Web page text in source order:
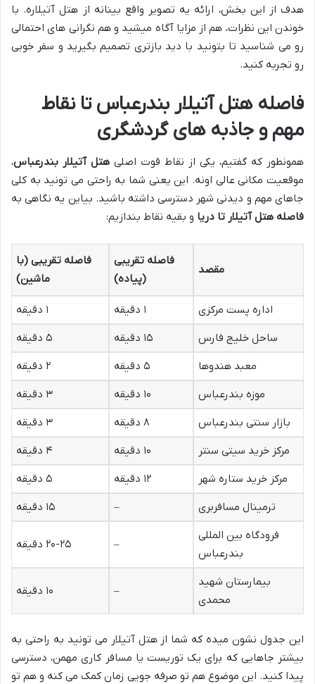
هدف از این بخش، ارائه یه تصویر واقع بینانه از هتل آتیلاره. با
خوندن این نظرات، هم از مزایا آگاه میشید و هم نگرانی های احتمالی
رو می شناسید تا بتونید با دید بازتری تصمیم بگیرید و سفر خوبی
رو تجربه کنید.
فاصله هتل آتیلار بندرعباس تا نقاط
مهم و جاذبه های گردشگری
همونطور که گفتیم، یکی از نقاط قوت اصلی هتل آتیلار بندرعباس،
موقعیت مکانی عالی اونه. این یعنی شما به راحتی می تونید به کلی
جاهای مهم و دیدنی شهر دسترسی داشته باشید. بیاین یه نگاهی به
فاصله هتل آتیلار تا دریا و بقیه نقاط بندازیم:
مقصد
فاصله تقریبی
(پیاده)
فاصله تقریبی (با
ماشین)
اداره پست مرکزی ۱ دقیقه
۱ دقیقه
ساحل خلیج فارس
۱۵ دقیقه
۵ دقیقه
معبد هندوها
۵ دقیقه
۲ دقیقه
موزه بندرعباس
۱۰ دقیقه
۳ دقیقه
بازار سنتی بندرعباس
۸ دقیقه
۳ دقیقه
مرکز خرید سیتی سنتر
۱۰ دقیقه
۴ دقیقه
مرکز خرید ستاره شهر
۱۲ دقیقه
۵ دقیقه
ترمینال مسافربری
–
۱۵ دقیقه
فرودگاه بین المللی
بندرعباس
– ۲۰-۲۵ دقیقه
بیمارستان شهید
محمدی
– ۱۰ دقیقه
این جدول نشون میده که شما از هتل آتیلار می تونید به راحتی به
بیشتر جاهایی که برای یک توریست یا مسافر کاری مهمن، دسترسی
پیدا کنید. این موضوع هم تو صرفه جویی زمان کمک می کنه و هم تو